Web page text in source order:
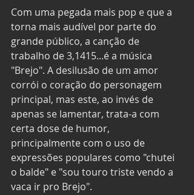
Com uma pegada mais pop e que a
torna mais audível por parte do
grande público, a canção de
trabalho de 3,1415...é a música
"Brejo". A desilusão de um amor
corrói o coração do personagem
principal, mas este, ao invés de
apenas se lamentar, trata-a com
certa dose de humor,
principalmente com o uso de
expressões populares como "chutei
o balde" e "sou touro triste vendo a
vaca ir pro Brejo".